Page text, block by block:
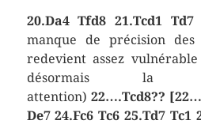
20.Da4 Tfd8 21.Tcd1 Td7
manque de précision
redevient assez
désormais la
attention) 22….Tcd8??
De7 24.Fc6 Tc6 25.Td7 Tc1